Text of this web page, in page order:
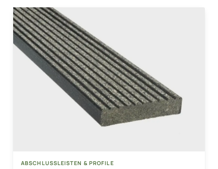
ABSCHLUSSLEISTEN & PROFILE